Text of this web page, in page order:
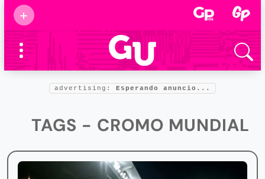
+
Supermamás
2025
Marcas de
confianza
Foro salud
advertising: Esperando anuncio...
TAGS - CROMO MUNDIAL